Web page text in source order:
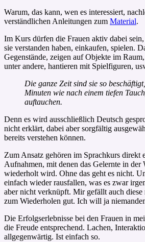
Warum, das kann, wen es interessiert,
verständlichen Anleitungen zum Material.
Im Kurs dürfen die Frauen aktiv dabei
sie verstanden haben, einkaufen, spielen.
Gegenstände, zeigen auf Objekte im
unter andere, hantieren mit Spielfiguren,
Die ganze Zeit sind sie so
Minuten wie nach einem tiefen
auftauchen.
Denn es wird ausschließlich Deutsch
nicht erklärt, dabei aber sorgfältig
bereits verstehen können.
Zum Ansatz gehören im Sprachkurs direkt
Aufnahmen, mit denen das Gelernte in der
wiederholt wird. Ohne das geht es nicht.
einfach wieder rausfallen, was es zwar
aber nicht verknüpft. Mir gefällt auch diese
zum Wiederholen gut. Ich will ja
Die Erfolgserlebnisse bei den Frauen in
die Freude entsprechend. Lachen,
allgegenwärtig. Ist einfach so.